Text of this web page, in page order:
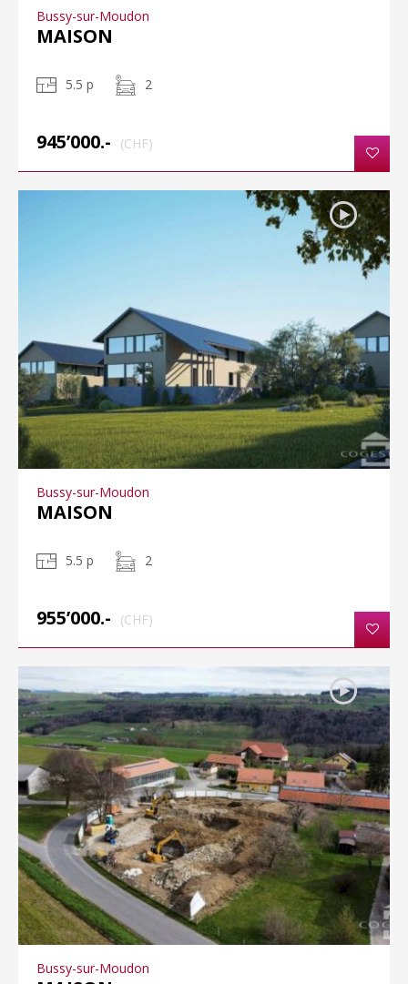
Bussy-sur-Moudon
MAISON
5.5 p 2
945’000.- (CHF)
Bussy-sur-Moudon
MAISON
5.5 p 2
955’000.- (CHF)
Bussy-sur-Moudon